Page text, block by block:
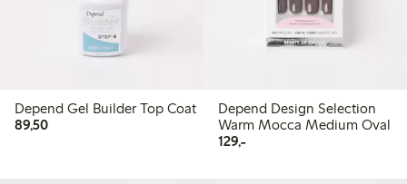
Depend Gel Builder Top Coat
89,5089,50 kr
Depend Design Selection
Warm Mocca Medium Oval
129,-129,00 kr